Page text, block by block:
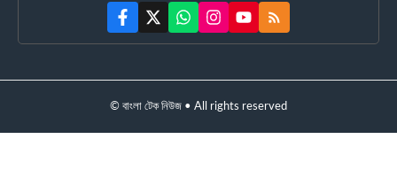
© বাংলা টেক নিউজ • All rights reserved